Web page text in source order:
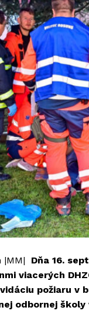
|MM| Dňa 16.
viacerých
požiaru v
odbornej školy